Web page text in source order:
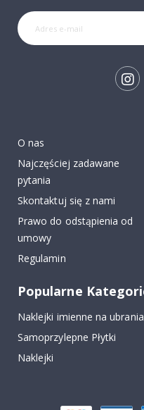
O nas
Najczęściej zadawane
pytania
Skontaktuj się z nami
Prawo do odstąpienia od
umowy
Regulamin
Popularne
Naklejki imienne na ubrania
Samoprzylepne Płytki
Naklejki